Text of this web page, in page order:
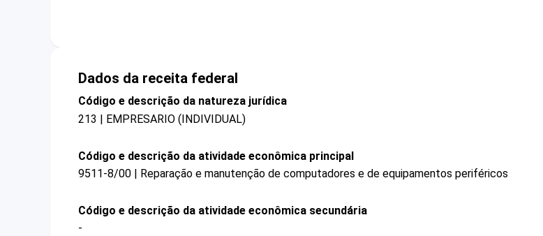
Dados da receita federal
Código e descrição da natureza jurídica
213 | EMPRESARIO (INDIVIDUAL)
Código e descrição da atividade econômica principal
9511-8/00 | Reparação e manutenção de computadores e de equipamentos periféricos
Código e descrição da atividade econômica secundária
-